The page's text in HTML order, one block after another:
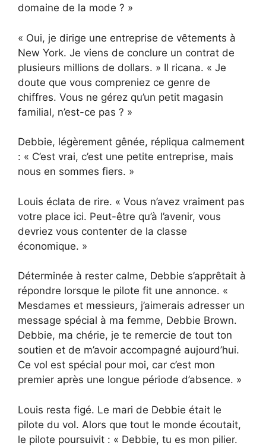
domaine de la mode ? »
« Oui, je dirige une entreprise de vêtements à
New York. Je viens de conclure un contrat de
plusieurs millions de dollars. » Il ricana. « Je
doute que vous compreniez ce genre de
chiffres. Vous ne gérez qu’un petit magasin
familial, n’est-ce pas ? »
Debbie, légèrement gênée, répliqua calmement
: « C’est vrai, c’est une petite entreprise, mais
nous en sommes fiers. »
Louis éclata de rire. « Vous n’avez vraiment pas
votre place ici. Peut-être qu’à l’avenir, vous
devriez vous contenter de la classe
économique. »
Déterminée à rester calme, Debbie s’apprêtait à
répondre lorsque le pilote fit une annonce. «
Mesdames et messieurs, j’aimerais adresser un
message spécial à ma femme, Debbie Brown.
Debbie, ma chérie, je te remercie de tout ton
soutien et de m’avoir accompagné aujourd’hui.
Ce vol est spécial pour moi, car c’est mon
premier après une longue période d’absence. »
Louis resta figé. Le mari de Debbie était le
pilote du vol. Alors que tout le monde écoutait,
le pilote poursuivit : « Debbie, tu es mon pilier.